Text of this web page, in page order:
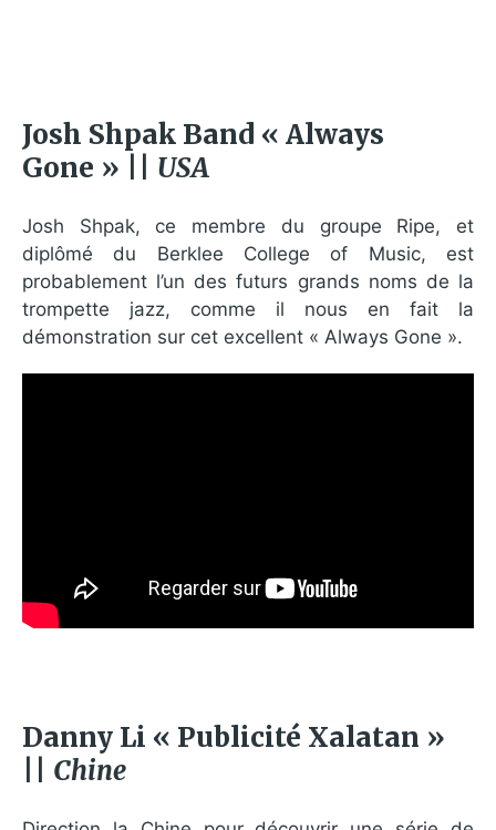
Josh Shpak Band « Always
Gone » || USA
Josh Shpak, ce membre du groupe Ripe, et
diplômé du Berklee College of Music, est
probablement l’un des futurs grands noms de la
trompette jazz, comme il nous en fait la
démonstration sur cet excellent « Always Gone ».
Danny Li « Publicité Xalatan »
Chine